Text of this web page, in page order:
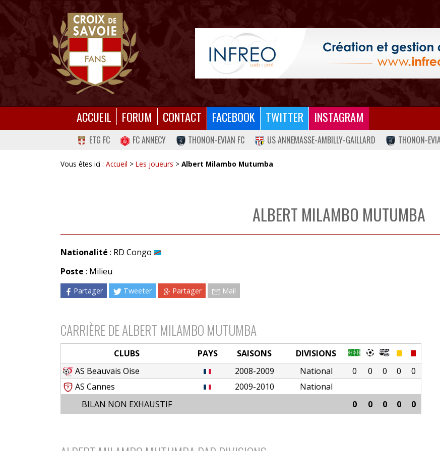
ACCUEIL FORUM CONTACT FACEBOOK TWITTER INSTAGRAM
ETG FC FC ANNECY THONON-EVIAN FC US ANNEMASSE-AMBILLY-GAILLARD THONON-
Vous êtes ici : Accueil > Les joueurs > Albert Milambo Mutumba
ALBERT MILAMBO MUTUMBA
Nationalité : RD Congo
Poste : Milieu
Partager Tweeter Partager Mail
CARRIÈRE DE ALBERT MILAMBO MUTUMBA
CLUBS PAYS SAISONS
DIVISIONS
AS Beauvais Oise
2008-2009 National 0 0 0 0
0
AS Cannes
2009-2010
National
BILAN NON EXHAUSTIF
0 0 0 0 0